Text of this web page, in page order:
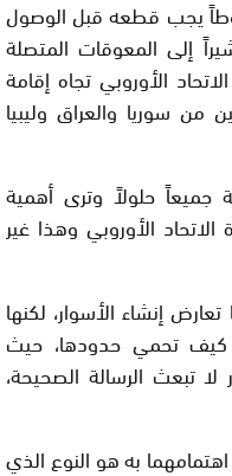
يجب قطعه قبل الوصول
إلى المعوقات المتصلة
الأوروبي تجاه إقامة
من سوريا والعراق وليبيا
جميعاً حلولاً وترى أهمية
الاتحاد الأوروبي وهذا غير
إنشاء الأسوار، لكنها
تحمي حدودها، حيث
لا تبعث الرسالة الصحيحة،
به هو النوع الذي